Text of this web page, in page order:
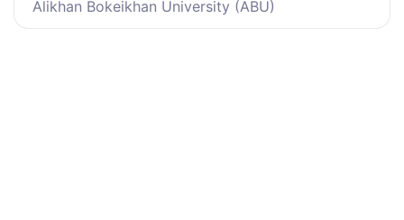
Alikhan Bokeikhan University (ABU)